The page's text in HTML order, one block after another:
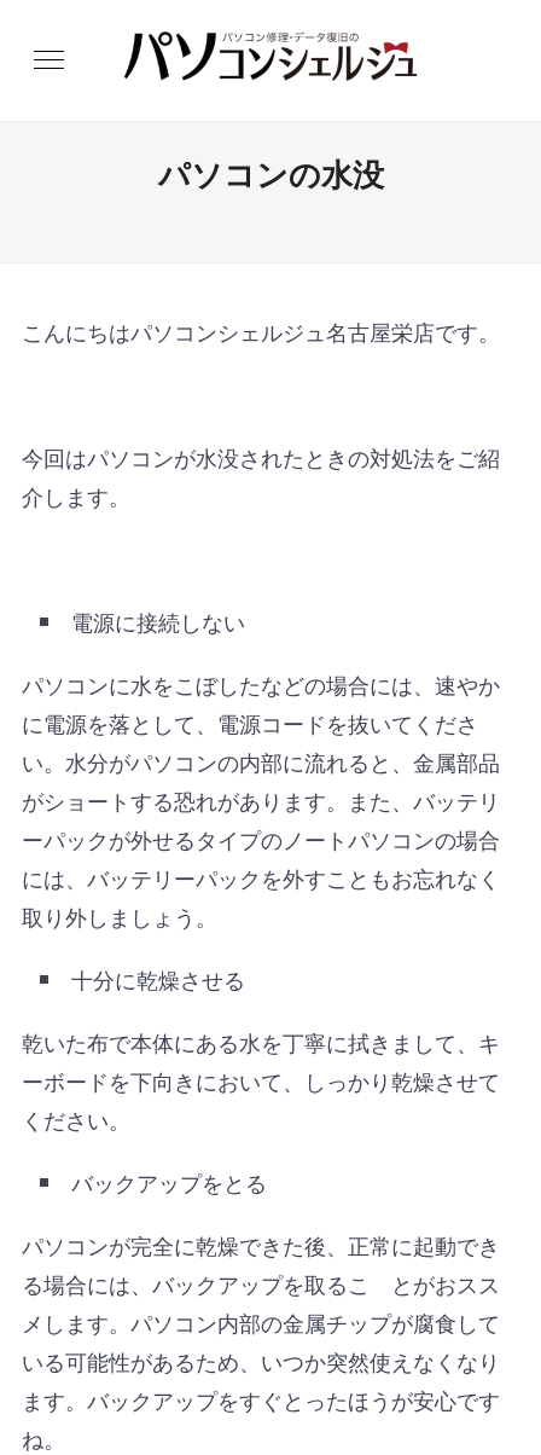
パソコンの水没
こんにちはパソコンシェルジュ名古屋栄店です。
今回はパソコンが水没されたときの対処法をご紹
介します。
電源に接続しない
パソコンに水をこぼしたなどの場合には、速やか
に電源を落として、電源コードを抜いてくださ
い。水分がパソコンの内部に流れると、金属部品
がショートする恐れがあります。また、バッテリ
ーパックが外せるタイプのノートパソコンの場合
には、バッテリーパックを外すこともお忘れなく
取り外しましょう。
十分に乾燥させる
乾いた布で本体にある水を丁寧に拭きまして、キ
ーボードを下向きにおいて、しっかり乾燥させて
ください。
バックアップをとる
パソコンが完全に乾燥できた後、正常に起動でき
る場合には、バックアップを取るこ とがおスス
メします。パソコン内部の金属チップが腐食して
いる可能性があるため、いつか突然使えなくなり
ます。バックアップをすぐとったほうが安心です
ね。